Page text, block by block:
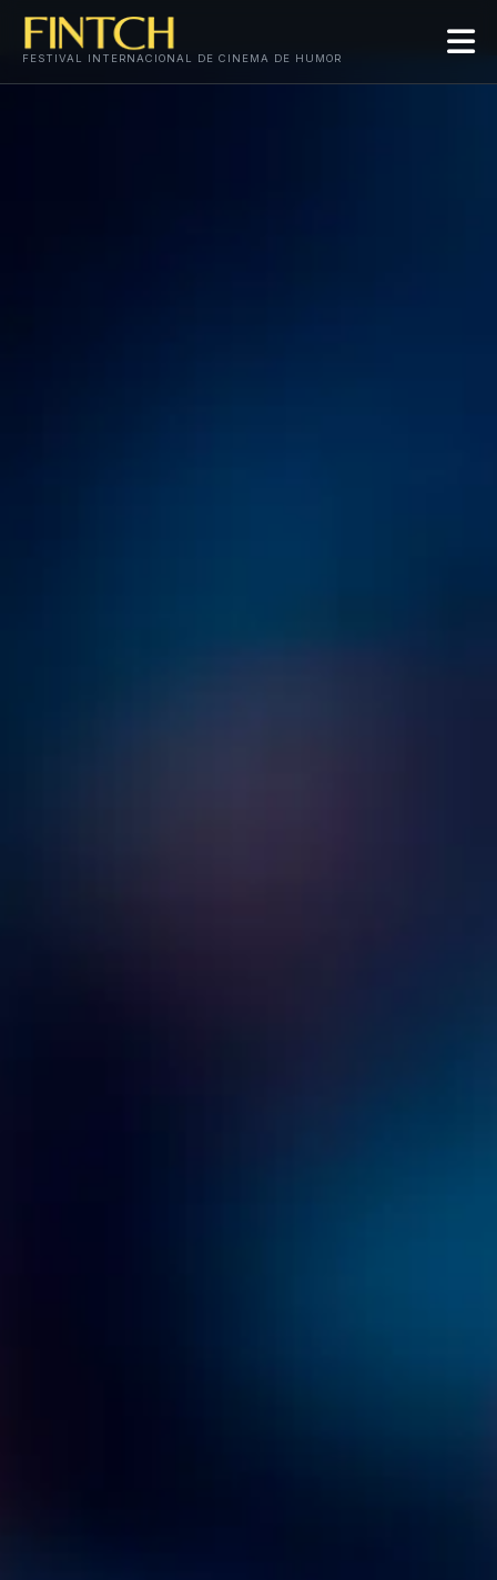
FESTIVAL INTERNACIONAL DE CINEMA DE HUMOR